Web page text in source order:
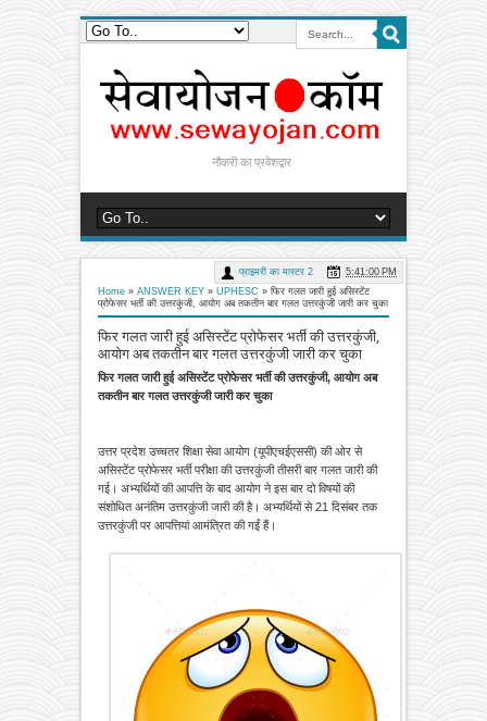
नौकरी का प्रवेशद्वार
Home » ANSWER KEY » UPHESC » फिर गलत जारी हुई असिस्टेंट
प्रोफेसर भर्ती की उत्तरकुंजी, आयोग अब तकतीन बार गलत उत्तरकुंजी जारी कर चुका
फिर गलत जारी हुई असिस्टेंट प्रोफेसर भर्ती की उत्तरकुंजी,
आयोग अब तकतीन बार गलत उत्तरकुंजी जारी कर चुका
प्राइमरी का मास्टर 2 5:41:00 PM
फिर गलत जारी हुई असिस्टेंट प्रोफेसर भर्ती की उत्तरकुंजी, आयोग अब
तकतीन बार गलत उत्तरकुंजी जारी कर चुका
उत्तर प्रदेश उच्चतर शिक्षा सेवा आयोग (यूपीएचईएससी) की ओर से
असिस्टेंट प्रोफेसर भर्ती परीक्षा की उत्तरकुंजी तीसरी बार गलत जारी की
गई। अभ्यर्थियों की आपत्ति के बाद आयोग ने इस बार दो विषयों की
संशोधित अनंतिम उत्तरकुंजी जारी की है। अभ्यर्थियों से 21 दिसंबर तक
उत्तरकुंजी पर आपत्तियां आमंत्रित की गईं हैं।